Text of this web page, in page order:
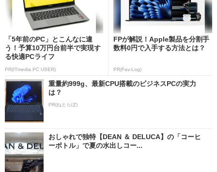
「5年前のPC」とこんなに違
う！予算10万円台前半で実現す
る快適PCライフ
PR(ITmedia PC USER)
FPが解説！Apple製品を分割手
数料0円で入手する方法とは？
PR(Fav-Log)
重量約999g、最新CPU搭載のビジネスPCの実力
は？
PR(ねとらぼ)
おしゃれで独特【DEAN ＆ DELUCA】の「コーヒ
ーボトル」で夏の水出しコー...